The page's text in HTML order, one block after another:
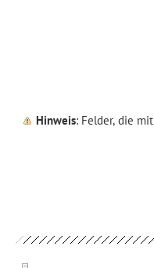
Hinweis : Felder, die mit